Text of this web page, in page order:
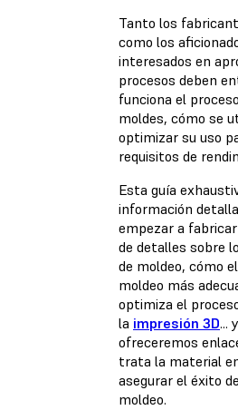
Tanto los
como los
interesados en
procesos deben
funciona el
moldes, cómo se
optimizar su uso
requisitos de
Esta guía
información
empezar a
de detalles sobre
de moldeo, cómo
moldeo más
optimiza el
la impresión 3D...
ofreceremos
trata la material
asegurar el éxito
moldeo.